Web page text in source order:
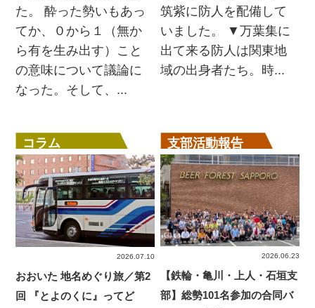
た。 酔った勢いもあっ
てか、０から１（無か
ら有を生み出す）こと
の意味について議論に
なった。そして、...
筑紫に防人を配備して
いました。 ▼万葉集に
出て来る防人は関東地
域の出身者たち。時...
コラム
2026.07.10
おおいた 地名めぐり旅／第2
回 『とよのくに』ってど
支部活動報告
2026.06.23
【鉄輪・亀川・上人・石垣支
部】総勢101名参加の合同バ